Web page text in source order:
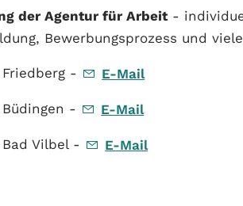
der Agentur für Arbeit-
Bewerbungsprozess und
- E-Mail
- E-Mail
Vilbel - E-Mail